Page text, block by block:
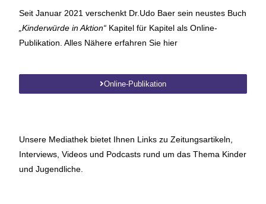
Seit Januar 2021 verschenkt Dr.Udo Baer sein neustes Buch
„Kinderwürde in Aktion“ Kapitel für Kapitel als Online-
Publikation. Alles Nähere erfahren Sie hier
Online-Publikation
Unsere Mediathek bietet Ihnen Links zu Zeitungsartikeln,
Interviews, Videos und Podcasts rund um das Thema Kinder
und Jugendliche.